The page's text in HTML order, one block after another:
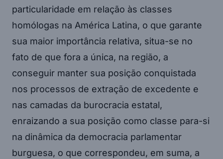
particularidade em relação às classes
homólogas na América Latina, o que garante
sua maior importância relativa, situa-se no
fato de que fora a única, na região, a
conseguir manter sua posição conquistada
nos processos de extração de excedente e
nas camadas da burocracia estatal,
enraizando a sua posição como classe para-si
na dinâmica da democracia parlamentar
burguesa, o que correspondeu, em suma, a